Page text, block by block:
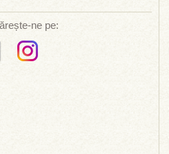
ne pe: